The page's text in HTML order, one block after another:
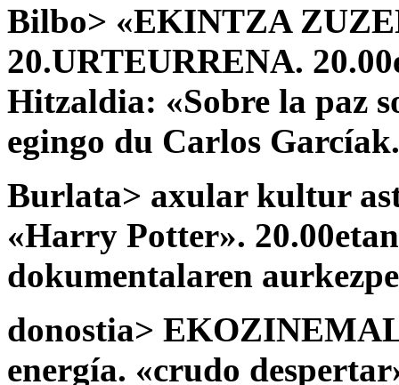
Bilbo> «EKINTZA
20.URTEURRENA.
Hitzaldia: «Sobre la paz
egingo du Carlos Garcíak.
Burlata> axular kultur
«Harry Potter».
dokumentalaren
donostia>
energía. «crudo